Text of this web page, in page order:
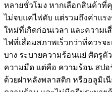
หลายชั่วโมง หากเลือกสินค้า
ไม่จบแค่ไฟดับ แต่รวมถึงค่าแร
ใหม่ที่เกิดก่อนเวลา และความ
ไฟที่เสื่อมสภาพเร็วกว่าที่ควรจ
บาง ระบายความร้อนแย่ ศัตรูตั
ความมืด แต่คือ ความร้อน สป
ด้วยฝาหลังพลาสติก หรืออลูมิเ